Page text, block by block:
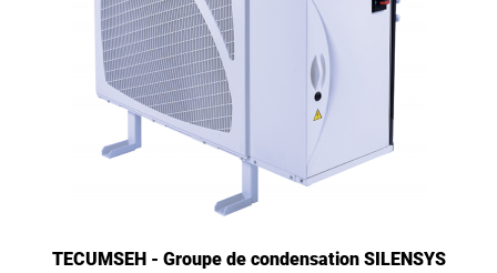
TECUMSEH - Groupe de condensation SILENSYS